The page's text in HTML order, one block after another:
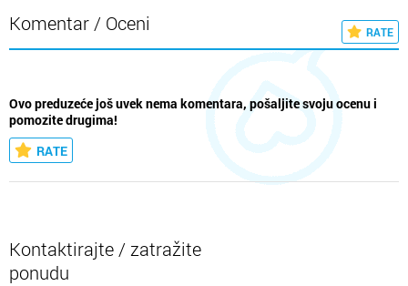
Komentar / Oceni RATE
Ovo preduzeće još uvek nema komentara, pošaljite svoju ocenu i
pomozite drugima!
RATE
Kontaktirajte / zatražite
ponudu